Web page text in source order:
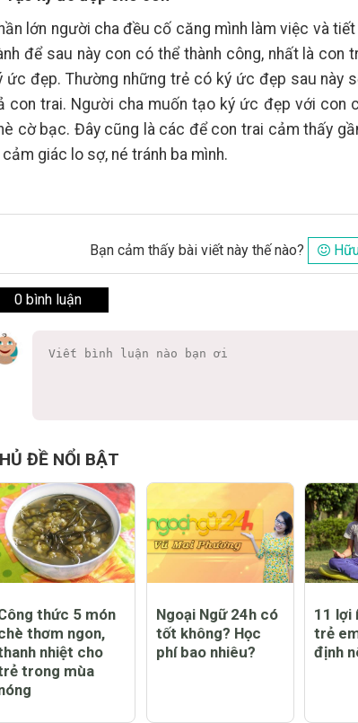
lớn người cha đều cố căng mình làm việc và
để sau này con có thể thành công, nhất là
ức đẹp. Thường những trẻ có ký ức đẹp sau này
con trai. Người cha muốn tạo ký ức đẹp với con
cờ bạc. Đây cũng là các để con trai cảm thấy
cảm giác lo sợ, né tránh ba mình.
Bạn cảm thấy bài viết này thế nào?
0 bình luận
ĐỀ NỔI BẬT
thức 5 món
thơm ngon,
nhiệt cho
trong mùa
Ngoại Ngữ 24h có
tốt không? Học
phí bao nhiêu?
11 lợi
trẻ
định